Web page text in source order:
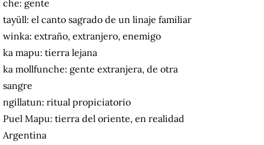
che: gente
tayüll: el canto sagrado de un linaje familiar
winka: extraño, extranjero, enemigo
ka mapu: tierra lejana
ka mollfunche: gente extranjera, de otra
sangre
ngillatun: ritual propiciatorio
Puel Mapu: tierra del oriente, en realidad
Argentina